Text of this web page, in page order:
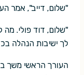
"שלום, דייב", אמר
"שלום, דוד פולי.
לך ישיבות הנהלה
העורך הראשי משך